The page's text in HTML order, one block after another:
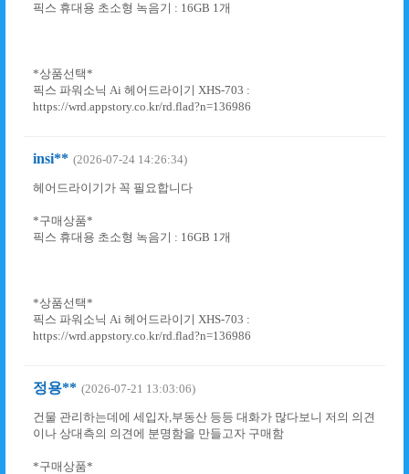
픽스 휴대용 초소형 녹음기 : 16GB 1개
*상품선택*
픽스 파워소닉 Ai 헤어드라이기 XHS-703 :
https://wrd.appstory.co.kr/rd.flad?n=136986
insi** (2026-07-24 14:26:34)
헤어드라이기가 꼭 필요합니다
*구매상품*
픽스 휴대용 초소형 녹음기 : 16GB 1개
*상품선택*
픽스 파워소닉 Ai 헤어드라이기 XHS-703 :
https://wrd.appstory.co.kr/rd.flad?n=136986
정용** (2026-07-21 13:03:06)
건물 관리하는데에 세입자,부동산 등등 대화가 많다보니 저의 의견
이나 상대측의 의견에 분명함을 만들고자 구매함
*구매상품*